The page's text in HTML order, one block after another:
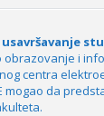
i
centra
mogao da